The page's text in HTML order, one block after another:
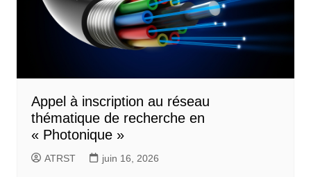
Appel à inscription au réseau
thématique de recherche en
« Photonique »
ATRST juin 16, 2026